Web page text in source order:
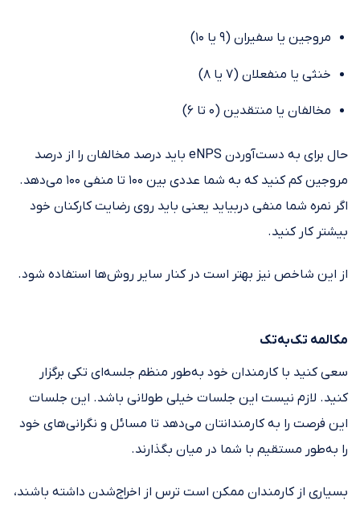
مروجین یا سفیران (۹ یا ۱۰)
خنثی یا منفعلان (۷ یا ۸)
مخالفان یا منتقدین (۰ تا ۶)
حال برای به دست‌آوردن eNPS باید درصد مخالفان را از درصد
مروجین کم کنید که به شما عددی بین ۱۰۰ تا منفی ۱۰۰ می‌دهد.
اگر نمره شما منفی دربیاید یعنی باید روی رضایت کارکنان خود
بیشتر کار کنید.
از این شاخص نیز بهتر است در کنار سایر روش‌ها استفاده شود.
مکالمه تک‌به‌تک
سعی کنید با کارمندان خود به‌طور منظم جلسه‌ای تکی برگزار
کنید. لازم نیست این جلسات خیلی طولانی باشد. این جلسات
این فرصت را به کارمندانتان می‌دهد تا مسائل و نگرانی‌های خود
را به‌طور مستقیم با شما در میان بگذارند.
بسیاری از کارمندان ممکن است ترس از اخراج‌شدن داشته باشند،